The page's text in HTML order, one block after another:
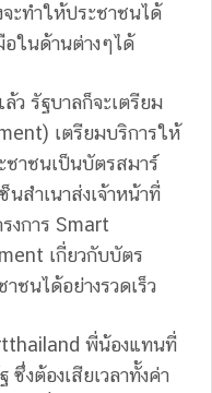
ะทำให้ประชาชนได้
อในด้านต่างๆได้
ว รัฐบาลก็จะเตรียม
เตรียมบริการให้
ชาชนเป็นบัตรสมาร์
สำเนาส่งเจ้าหน้าที่
งการ Smart
เกี่ยวกับบัตร
ชนได้อย่างรวดเร็ว
พี่น้องแทนที่
ซึ่งต้องเสียเวลาทั้งค่า